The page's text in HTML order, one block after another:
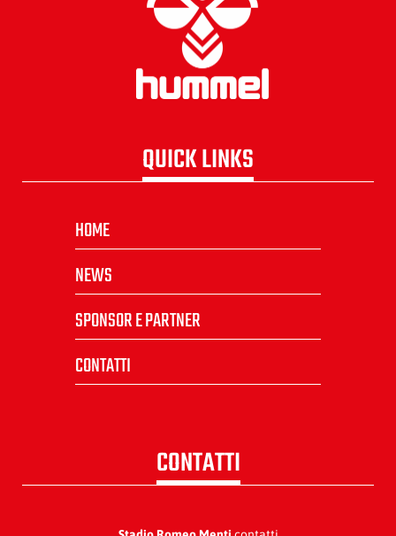
QUICK LINKS
HOME
NEWS
SPONSOR E PARTNER
CONTATTI
CONTATTI